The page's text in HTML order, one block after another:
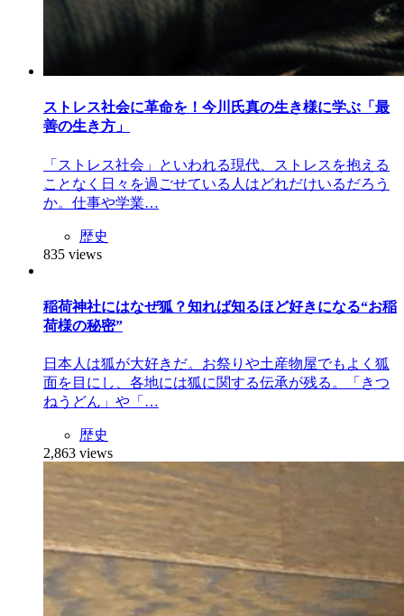
ストレス社会に革命を！今川氏真の生き様に学ぶ「最
善の生き方」
「ストレス社会」といわれる現代、ストレスを抱える
ことなく日々を過ごせている人はどれだけいるだろう
か。仕事や学業…
歴史
835 views
稲荷神社にはなぜ狐？知れば知るほど好きになる“お稲
荷様の秘密”
日本人は狐が大好きだ。お祭りや土産物屋でもよく狐
面を目にし、各地には狐に関する伝承が残る。「きつ
ねうどん」や「…
歴史
2,863 views